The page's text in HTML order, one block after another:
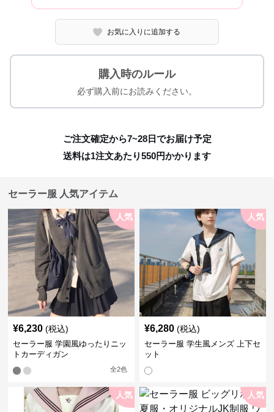
お気に入りに追加する
購入時のルール
必ず購入前にお読みください。
ご注文確定から7~28日でお届け予定
送料は1注文あたり550円かかります
セーラー服 人気アイテム
人気
¥6,230 (税込)
セーラー服 学園風ゆったりニッ
トカーディガン
全2色
人気
¥6,280 (税込)
セーラー服 学生風メンズ 上下セ
ット
人気 人気